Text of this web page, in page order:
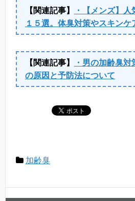
【関連記事】
・【メンズ】
１５選。体臭対策やスキンケ
【関連記事】
・男の加齢臭
の原因と予防法について
加齢臭